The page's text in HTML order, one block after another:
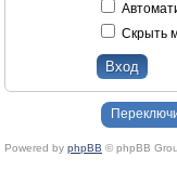
Скрыть
Powered by phpBB © phpBB